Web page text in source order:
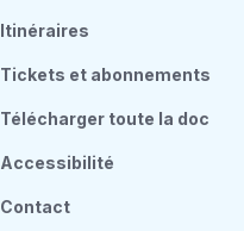
Itinéraires
Tickets et abonnements
Télécharger toute la doc
Accessibilité
Contact